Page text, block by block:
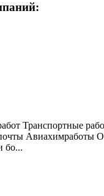
Транспортные
Авиахимработы
бо...